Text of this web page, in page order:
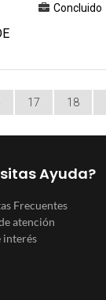
Concluido
17 18
Ayuda?
Frecuentes
atención
interés